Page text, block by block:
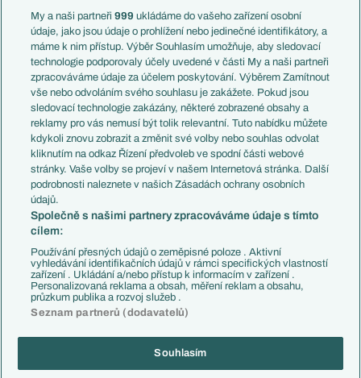
Témata
Představení týmů MS
EuroSkauting
PL v kostce
Evropské koeficienty
Přestupy
Přestupové spekulace
Zranění
Kluby
Arsenal FC
Chelsea FC
Manchester United
AC Milán
Juventus FC
Bayern Mnichov
FC Barcelona
Real Madrid
Francie
Itálie
Německo
Španělsko
Argentina
Brazílie
Přestupy
Zápasy
Livescore
Tipovací soutěž
Copyright © 2001-2026 EuroFotbal.cz. Využíváme zpravodajství ČTK.
My a naši partneři999 ukládáme do vašeho zařízení osobní
údaje, jako jsou údaje o prohlížení nebo jedinečné identifikátory, a
máme k nim přístup. Výběr Souhlasím umožňuje, aby sledovací
technologie podporovaly účely uvedené v části My a naši partneři
zpracováváme údaje za účelem poskytování. Výběrem Zamítnout
vše nebo odvoláním svého souhlasu je zakážete. Pokud jsou
sledovací technologie zakázány, některé zobrazené obsahy a
reklamy pro vás nemusí být tolik relevantní. Tuto nabídku můžete
kdykoli znovu zobrazit a změnit své volby nebo souhlas odvolat
kliknutím na odkaz Řízení předvoleb ve spodní části webové
stránky. Vaše volby se projeví v našem Internetová stránka. Další
podrobnosti naleznete v našich Zásadách ochrany osobních
údajů.
Společně s našimi partnery zpracováváme údaje s tímto
cílem:
Používání přesných údajů o zeměpisné poloze . Aktivní
vyhledávání identifikačních údajů v rámci specifických vlastností
zařízení . Ukládání a/nebo přístup k informacím v zařízení .
Personalizovaná reklama a obsah, měření reklam a obsahu,
průzkum publika a rozvoj služeb .
Seznam partnerů (dodavatelů)
Souhlasím